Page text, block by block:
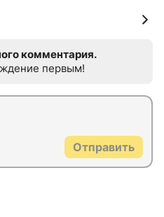
комментария.
первым!
Отправить